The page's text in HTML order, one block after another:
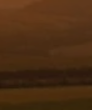
TUBO RED